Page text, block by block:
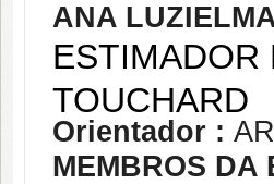
ANA
ESTIMADOR
TOUCHARD
Orientador :
MEMBROS DA